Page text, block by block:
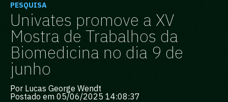
PESQUISA
Univates promove a XV
Mostra de Trabalhos da
Biomedicina no dia 9 de
junho
Por Lucas George Wendt
Postado em 05/06/2025 14:08:37